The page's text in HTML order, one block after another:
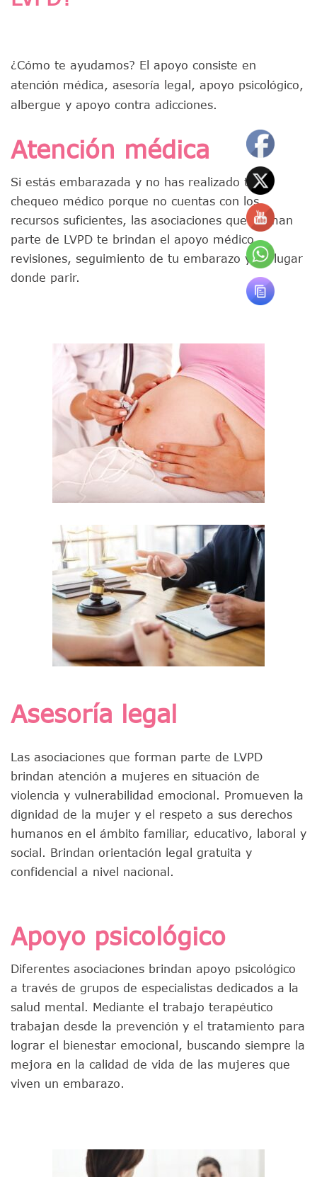
¿Cómo te ayudamos? El apoyo consiste en
atención médica, asesoría legal, apoyo psicológico,
albergue y apoyo contra adicciones.
Atención médica
Si estás embarazada y no has realizado tu
chequeo médico porque no cuentas con los
recursos suficientes, las asociaciones que forman
parte de LVPD te brindan el apoyo médico,
revisiones, seguimiento de tu embarazo y un lugar
donde parir.
Asesoría legal
Las asociaciones que forman parte de LVPD
brindan atención a mujeres en situación de
violencia y vulnerabilidad emocional. Promueven la
dignidad de la mujer y el respeto a sus derechos
humanos en el ámbito familiar, educativo, laboral y
social. Brindan orientación legal gratuita y
confidencial a nivel nacional.
Apoyo psicológico
Diferentes asociaciones brindan apoyo psicológico
a través de grupos de especialistas dedicados a la
salud mental. Mediante el trabajo terapéutico
trabajan desde la prevención y el tratamiento para
lograr el bienestar emocional, buscando siempre la
mejora en la calidad de vida de las mujeres que
viven un embarazo.